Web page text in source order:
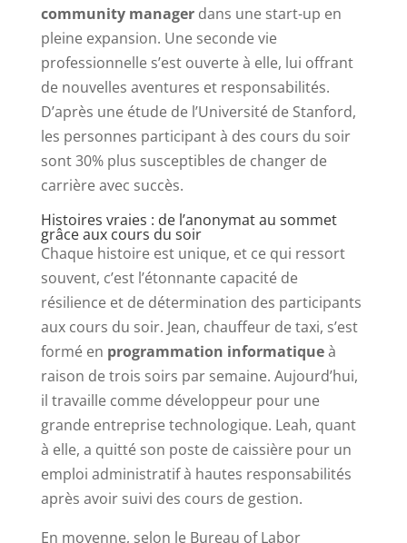
community managerdans une start-up en
pleine expansion. Une seconde vie
professionnelle s’est ouverte à elle, lui offrant
de nouvelles aventures et responsabilités.
D’après une étude de l’Université de Stanford,
les personnes participant à des cours du soir
sont 30% plus susceptibles de changer de
carrière avec succès.
Histoires vraies : de l’anonymat au sommet
grâce aux cours du soir
Chaque histoire est unique, et ce qui ressort
souvent, c’est l’étonnante capacité de
résilience et de détermination des participants
aux cours du soir. Jean, chauffeur de taxi, s’est
formé en programmation informatiqueà
raison de trois soirs par semaine. Aujourd’hui,
il travaille comme développeur pour une
grande entreprise technologique. Leah, quant
à elle, a quitté son poste de caissière pour un
emploi administratif à hautes responsabilités
après avoir suivi des cours de gestion.
En moyenne, selon le Bureau of Labor